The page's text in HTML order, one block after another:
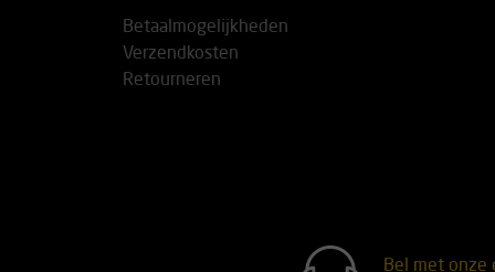
Betaalmogelijkheden
Verzendkosten
Retourneren
Bel met onze